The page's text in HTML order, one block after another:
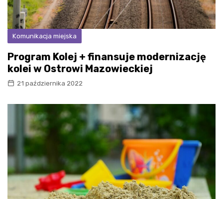
Komunikacja miejska
Program Kolej + finansuje modernizację
kolei w Ostrowi Mazowieckiej
21 października 2022